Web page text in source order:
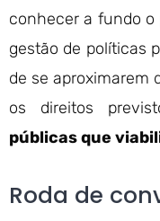
conhecer a fundo o
gestão de políticas
de se aproximarem
os direitos
públicas que
Roda de